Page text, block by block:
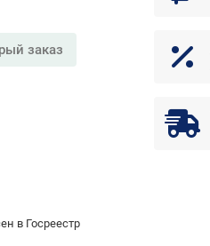
заказ
в Госреестр